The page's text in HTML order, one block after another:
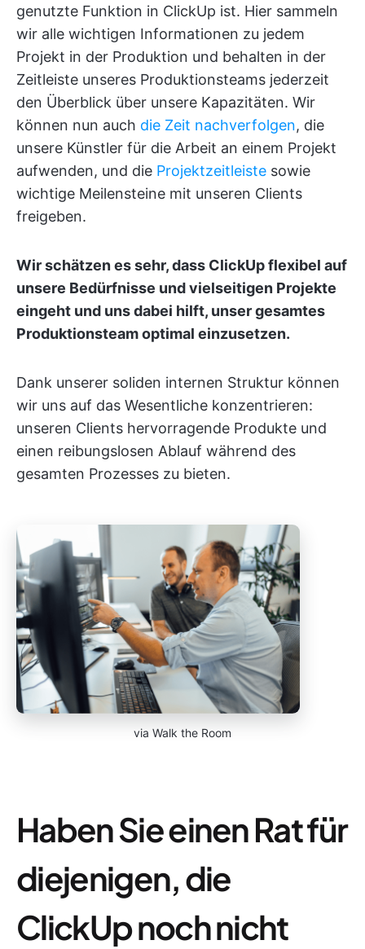
genutzte Funktion in ClickUp ist. Hier sammeln
wir alle wichtigen Informationen zu jedem
Projekt in der Produktion und behalten in der
Zeitleiste unseres Produktionsteams jederzeit
den Überblick über unsere Kapazitäten. Wir
können nun auch die Zeit nachverfolgen, die
unsere Künstler für die Arbeit an einem Projekt
aufwenden, und die Projektzeitleiste sowie
wichtige Meilensteine mit unseren Clients
freigeben.
Wir schätzen es sehr, dass ClickUp flexibel auf
unsere Bedürfnisse und vielseitigen Projekte
eingeht und uns dabei hilft, unser gesamtes
Produktionsteam optimal einzusetzen.
Dank unserer soliden internen Struktur können
wir uns auf das Wesentliche konzentrieren:
unseren Clients hervorragende Produkte und
einen reibungslosen Ablauf während des
gesamten Prozesses zu bieten.
via Walk the Room
Haben Sie einen Rat für
diejenigen, die
ClickUp noch nicht